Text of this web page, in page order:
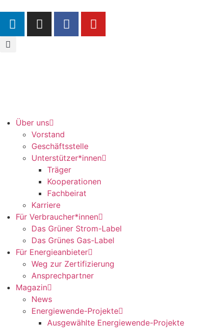
Über uns
Vorstand
Geschäftsstelle
Unterstützer*innen
Träger
Kooperationen
Fachbeirat
Karriere
Für Verbraucher*innen
Das Grüner Strom-Label
Das Grünes Gas-Label
Für Energieanbieter
Weg zur Zertifizierung
Ansprechpartner
Magazin
News
Energiewende-Projekte
Ausgewählte Energiewende-Projekte